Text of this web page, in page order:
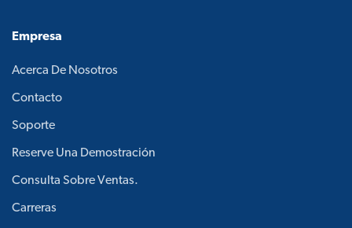
Empresa
Acerca De Nosotros
Contacto
Soporte
Reserve Una Demostración
Consulta Sobre Ventas.
Carreras